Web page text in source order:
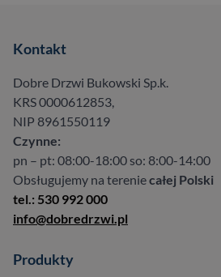
Kontakt
Dobre Drzwi Bukowski Sp.k.
KRS 0000612853,
NIP 8961550119
Czynne:
pn – pt: 08:00-18:00 so: 8:00-14:00
Obsługujemy na tereniecałej Polski
tel.: 530 992 000
info@dobredrzwi.pl
Produkty